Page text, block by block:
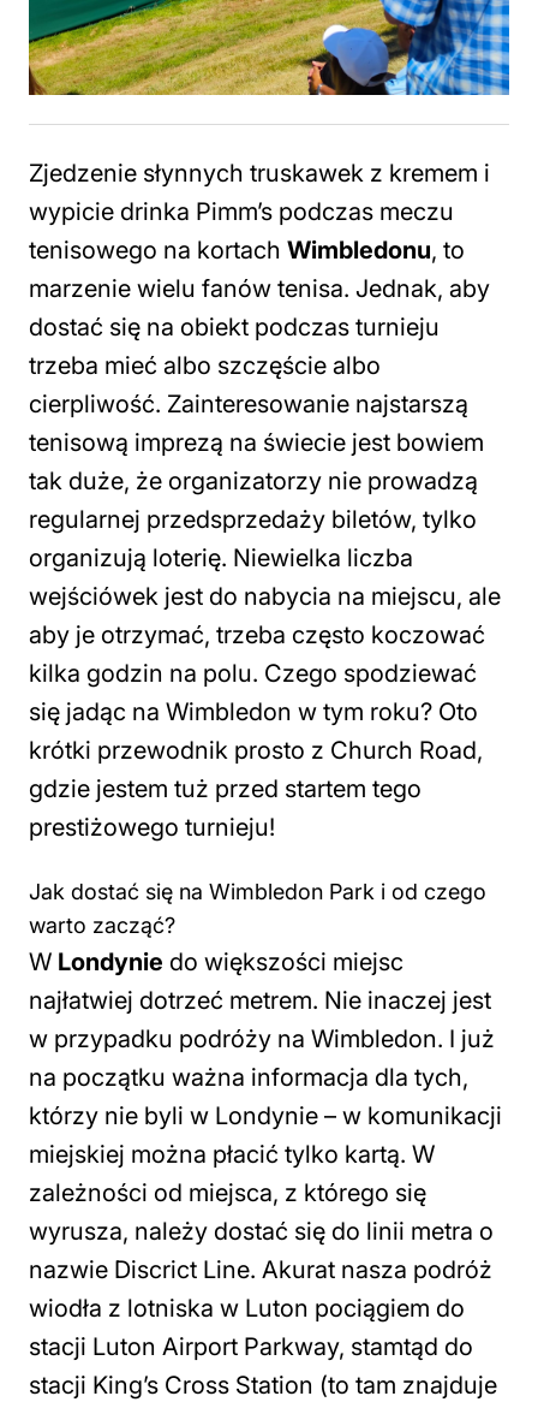
Zjedzenie słynnych truskawek z kremem i
wypicie drinka Pimm’s podczas meczu
tenisowego na kortach Wimbledonu, to
marzenie wielu fanów tenisa. Jednak, aby
dostać się na obiekt podczas turnieju
trzeba mieć albo szczęście albo
cierpliwość. Zainteresowanie najstarszą
tenisową imprezą na świecie jest bowiem
tak duże, że organizatorzy nie prowadzą
regularnej przedsprzedaży biletów, tylko
organizują loterię. Niewielka liczba
wejściówek jest do nabycia na miejscu, ale
aby je otrzymać, trzeba często koczować
kilka godzin na polu. Czego spodziewać
się jadąc na Wimbledon w tym roku? Oto
krótki przewodnik prosto z Church Road,
gdzie jestem tuż przed startem tego
prestiżowego turnieju!
Jak dostać się na Wimbledon Park i od czego
warto zacząć?
W Londynie do większości miejsc
najłatwiej dotrzeć metrem. Nie inaczej jest
w przypadku podróży na Wimbledon. I już
na początku ważna informacja dla tych,
którzy nie byli w Londynie – w komunikacji
miejskiej można płacić tylko kartą. W
zależności od miejsca, z którego się
wyrusza, należy dostać się do linii metra o
nazwie Discrict Line. Akurat nasza podróż
wiodła z lotniska w Luton pociągiem do
stacji Luton Airport Parkway, stamtąd do
stacji King’s Cross Station (to tam znajduje